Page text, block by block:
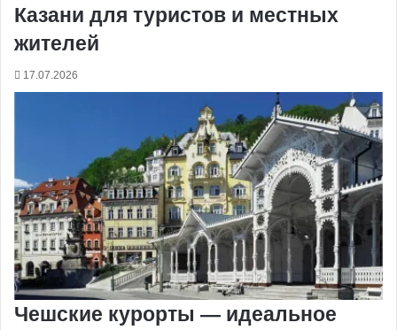
Казани для туристов и местных
жителей
17.07.2026
Чешские курорты — идеальное